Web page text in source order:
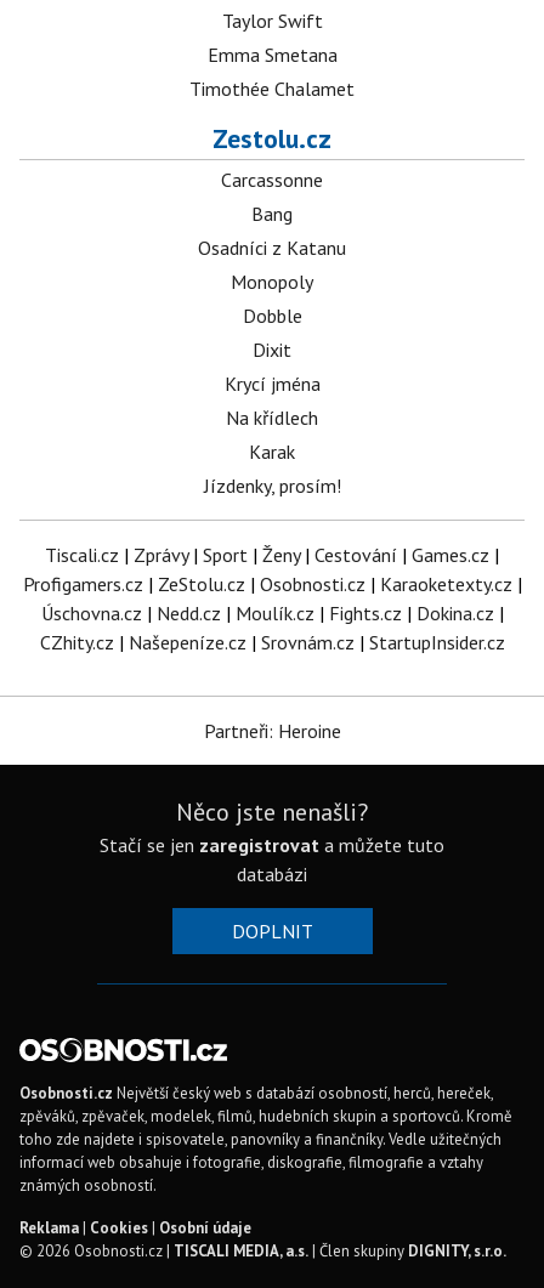
Taylor Swift
Emma Smetana
Timothée Chalamet
Zestolu.cz
Carcassonne
Bang
Osadníci z Katanu
Monopoly
Dobble
Dixit
Krycí jména
Na křídlech
Karak
Jízdenky, prosím!
Tiscali.cz | Zprávy| Sport | Ženy| Cestování | Games.cz |
Profigamers.cz | ZeStolu.cz | Osobnosti.cz | Karaoketexty.cz |
Úschovna.cz | Nedd.cz | Moulík.cz | Fights.cz | Dokina.cz |
CZhity.cz | Našepeníze.cz | Srovnám.cz | StartupInsider.cz
Partneři: Heroine
Něco jste nenašli?
Stačí se jen zaregistrovat a můžete tuto
databázi
DOPLNIT
Osobnosti.cz Největší český web s databází osobností, herců, hereček,
zpěváků, zpěvaček, modelek, filmů, hudebních skupin a sportovců. Kromě
toho zde najdete i spisovatele, panovníky a finančníky. Vedle užitečných
informací web obsahuje i fotografie, diskografie, filmografie a vztahy
známých osobností.
Reklama| Cookies| Osobní údaje
© 2026 Osobnosti.cz | TISCALI MEDIA, a.s.| Člen skupiny DIGNITY, s.r.o.